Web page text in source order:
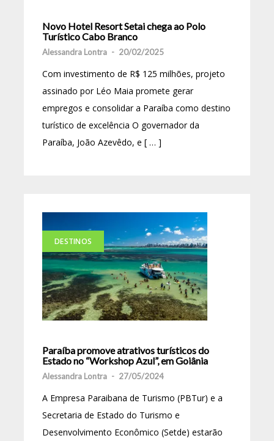
Novo Hotel Resort Setai chega ao Polo
Turístico Cabo Branco
Alessandra Lontra - 20/02/2025
Com investimento de R$ 125 milhões, projeto
assinado por Léo Maia promete gerar
empregos e consolidar a Paraíba como destino
turístico de excelência O governador da
Paraíba, João Azevêdo, e [ … ]
DESTINOS
Paraíba promove atrativos turísticos do
Estado no “Workshop Azul”, em Goiânia
Alessandra Lontra - 27/05/2024
A Empresa Paraibana de Turismo (PBTur) e a
Secretaria de Estado do Turismo e
Desenvolvimento Econômico (Setde) estarão